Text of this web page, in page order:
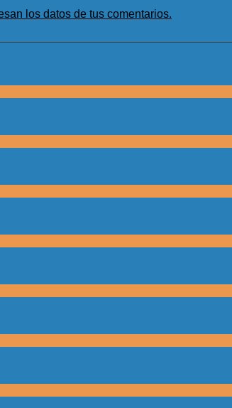
los datos de tus comentarios.